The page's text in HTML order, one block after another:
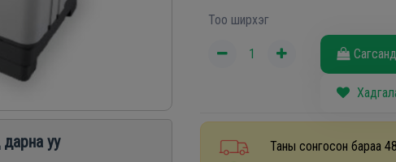
уу
Тоо ширхэг
Таны сонгосон бараа